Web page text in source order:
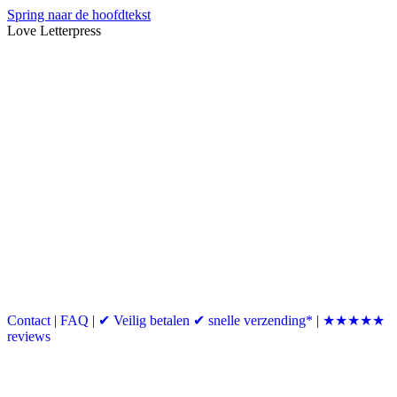
Spring naar de hoofdtekst
Love Letterpress
Contact | FAQ | ✔ Veilig betalen ✔ snelle verzending* | ★★★★★
reviews